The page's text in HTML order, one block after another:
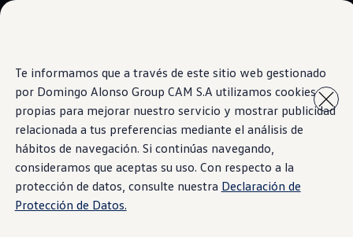
Te informamos que a través de este sitio web gestionado
por Domingo Alonso Group CAM S.A utilizamos cookies
propias para mejorar nuestro servicio y mostrar publicidad
relacionada a tus preferencias mediante el análisis de
hábitos de navegación. Si continúas navegando,
consideramos que aceptas su uso. Con respecto a la
protección de datos, consulte nuestra Declaración de
Protección de Datos.
Saltar al
contenido
principal
Saltar
a pie
página
Test Drive
Contáctanos
Marca y Experiencia
Volkswagen Panamá
Espacio Exclusivo para Prensa
Latin NCAP
Tengo un Volkswagen
Manuales Volkswagen
Takata Airbag Recall Campaign
Noticias
Monitoreo de punto ciego
Protegidos adelante y
atrás